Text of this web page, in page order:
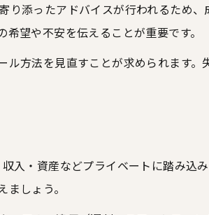
添ったアドバイスが行われるため、
望や不安を伝えることが重要です。
方法を見直すことが求められます。
入・資産などプライベートに踏み込
しょう。